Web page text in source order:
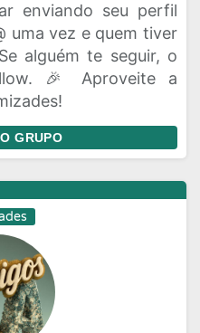
enviando seu perfil
uma vez e quem tiver
alguém te seguir, o
🎉 Aproveite a
GRUPO